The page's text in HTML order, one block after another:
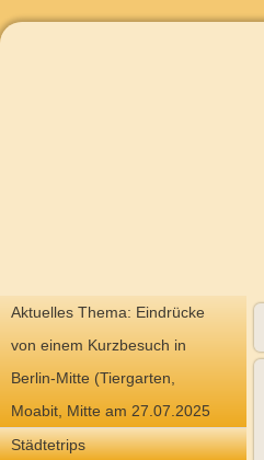
Aktuelles Thema: Eindrücke
von einem Kurzbesuch in
Berlin-Mitte (Tiergarten,
Moabit, Mitte am 27.07.2025
Städtetrips